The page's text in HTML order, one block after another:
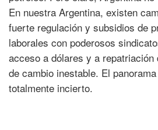
En nuestra Argentina, existen
fuerte regulación y subsidios de
laborales con poderosos
acceso a dólares y a
de cambio inestable. El
totalmente incierto.